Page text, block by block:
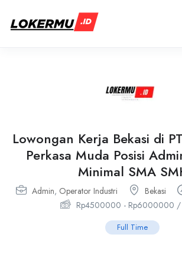
Lowongan Kerja Bekasi di
Perkasa Muda Posisi
Minimal SMA
Admin, Operator Industri Bekasi
Rp4500000 - Rp6000000 /
Full Time